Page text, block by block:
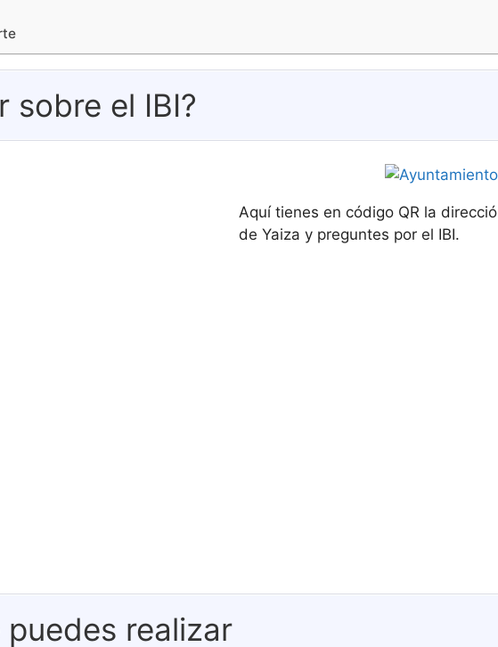
sobre el IBI?
Aquí tienes en código QR la
de Yaiza y preguntes por el IBI.
realizar